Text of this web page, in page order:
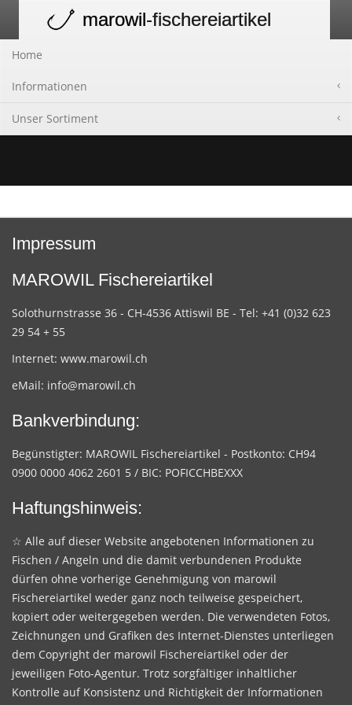
navigation
marowil-fischereiartikel
Home
Informationen
Unser Sortiment
Impressum
MAROWIL Fischereiartikel
Solothurnstrasse 36 - CH-4536 Attiswil BE - Tel: +41 (0)32 623
29 54 + 55
Internet: www.marowil.ch
eMail: info@marowil.ch
Bankverbindung:
Begünstigter: MAROWIL Fischereiartikel - Postkonto: CH94
0900 0000 4062 2601 5 / BIC: POFICCHBEXXX
Haftungshinweis:
☆ Alle auf dieser Website angebotenen Informationen zu
Fischen / Angeln und die damit verbundenen Produkte
dürfen ohne vorherige Genehmigung von marowil
Fischereiartikel weder ganz noch teilweise gespeichert,
kopiert oder weitergegeben werden. Die verwendeten Fotos,
Zeichnungen und Grafiken des Internet-Dienstes unterliegen
dem Copyright der marowil Fischereiartikel oder der
jeweiligen Foto-Agentur. Trotz sorgfältiger inhaltlicher
Kontrolle auf Konsistenz und Richtigkeit der Informationen